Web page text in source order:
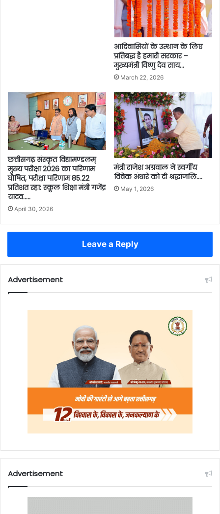
आदिवासियों के उत्थान के लिए
प्रतिबद्ध है हमारी सरकार –
मुख्यमंत्री विष्णु देव साय…
March 22, 2026
छत्तीसगढ़ संस्कृत विद्यामण्डलम्
मुख्य परीक्षा 2026 का परिणाम
घोषित, परीक्षा परिणाम 85.22
प्रतिशत रहा: स्कूल शिक्षा मंत्री गजेंद्र
यादव…..
April 30, 2026
मंत्री राजेश अग्रवाल ने स्वर्गीय
विवेक अंधारे को दी श्रद्धांजलि….
May 1, 2026
Leave a Reply
Advertisement
Advertisement